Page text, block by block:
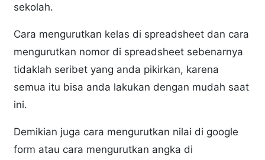
sekolah.
Cara mengurutkan kelas di spreadsheet dan cara
mengurutkan nomor di spreadsheet sebenarnya
tidaklah seribet yang anda pikirkan, karena
semua itu bisa anda lakukan dengan mudah saat
ini.
Demikian juga cara mengurutkan nilai di google
form atau cara mengurutkan angka di